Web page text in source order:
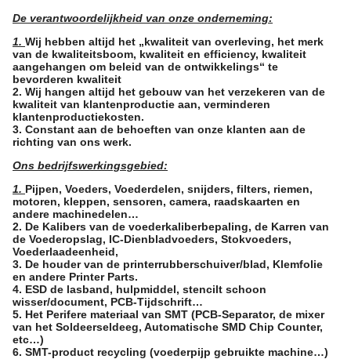
De verantwoordelijkheid van onze onderneming:
1. Wij hebben altijd het „kwaliteit van overleving, het merk
van de kwaliteitsboom, kwaliteit en efficiency, kwaliteit
aangehangen om beleid van de ontwikkelings“ te
bevorderen kwaliteit
2. Wij hangen altijd het gebouw van het verzekeren van de
kwaliteit van klantenproductie aan, verminderen
klantenproductiekosten.
3. Constant aan de behoeften van onze klanten aan de
richting van ons werk.
Ons bedrijfswerkingsgebied:
1. Pijpen, Voeders, Voederdelen, snijders, filters, riemen,
motoren, kleppen, sensoren, camera, raadskaarten en
andere machinedelen…
2. De Kalibers van de voederkaliberbepaling, de Karren van
de Voederopslag, IC-Dienbladvoeders, Stokvoeders,
Voederlaadeenheid,
3. De houder van de printerrubberschuiver/blad, Klemfolie
en andere Printer Parts.
4. ESD de lasband, hulpmiddel, stencilt schoon
wisser/document, PCB-Tijdschrift…
5. Het Perifere materiaal van SMT (PCB-Separator, de mixer
van het Soldeerseldeeg, Automatische SMD Chip Counter,
etc…)
6. SMT-product recycling (voederpijp gebruikte machine…)